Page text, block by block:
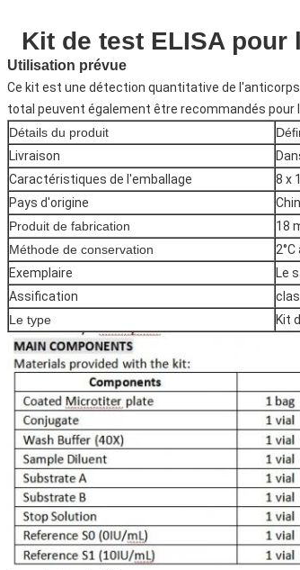
Kit de test ELISA
Utilisation prévue
Ce kit est une détection quantitative de
total peuvent également être recommandés
Détails du produit
Livraison
Caractéristiques de l'emballage
8 x
Pays d'origine
Produit de fabrication
18
Méthode de conservation
2°C
Exemplaire
Le
Assification
Le type
Kit